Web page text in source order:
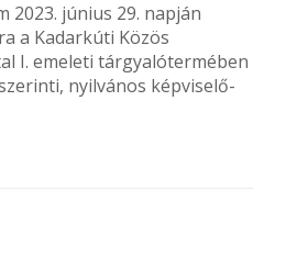
2023. június 29. napján
a Kadarkúti Közös
I. emeleti tárgyalótermében
nyilvános képviselő-